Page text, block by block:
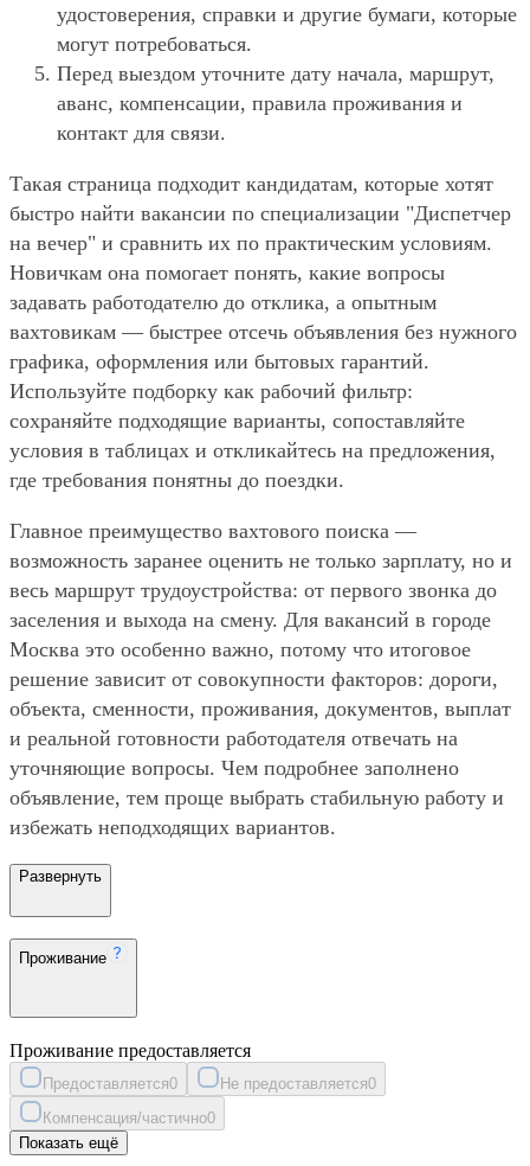
удостоверения, справки и другие бумаги, которые
могут потребоваться.
Перед выездом уточните дату начала, маршрут,
аванс, компенсации, правила проживания и
контакт для связи.
Такая страница подходит кандидатам, которые хотят
быстро найти вакансии по специализации "Диспетчер
на вечер" и сравнить их по практическим условиям.
Новичкам она помогает понять, какие вопросы
задавать работодателю до отклика, а опытным
вахтовикам — быстрее отсечь объявления без нужного
графика, оформления или бытовых гарантий.
Используйте подборку как рабочий фильтр:
сохраняйте подходящие варианты, сопоставляйте
условия в таблицах и откликайтесь на предложения,
где требования понятны до поездки.
Главное преимущество вахтового поиска —
возможность заранее оценить не только зарплату, но и
весь маршрут трудоустройства: от первого звонка до
заселения и выхода на смену. Для вакансий в городе
Москва это особенно важно, потому что итоговое
решение зависит от совокупности факторов: дороги,
объекта, сменности, проживания, документов, выплат
и реальной готовности работодателя отвечать на
уточняющие вопросы. Чем подробнее заполнено
объявление, тем проще выбрать стабильную работу и
избежать неподходящих вариантов.
Развернуть
Проживание
Проживание предоставляется
Предоставляется0 Не предоставляется0
Компенсация/частично0
Показать ещё